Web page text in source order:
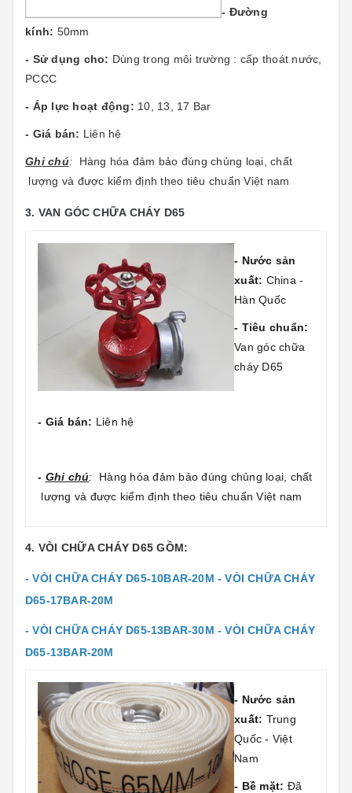
- Đường
kính: 50mm
- Sử dụng cho: Dùng trong môi trường : cấp thoát nước,
PCCC
- Áp lực hoạt động: 10, 13, 17 Bar
- Giá bán: Liên hệ
Ghi chú: Hàng hóa đảm bảo đúng chủng loại, chất
lượng và được kiểm định theo tiêu chuẩn Việt nam
3. VAN GÓC CHỮA CHÁY D65
- Nước sản
xuất: China -
Hàn Quốc
- Tiêu chuẩn:
Van góc chữa
cháy D65
- Giá bán: Liên hệ
- Ghi chú: Hàng hóa đảm bảo đúng chủng loại, chất
lượng và được kiểm định theo tiêu chuẩn Việt nam
4. VÒI CHỮA CHÁY D65 GỒM:
- VÒI CHỮA CHÁY D65-10BAR-20M -VÒI CHỮA CHÁY
D65-17BAR-20M
- VÒI CHỮA CHÁY D65-13BAR-30M -VÒI CHỮA CHÁY
D65-13BAR-20M
- Nước sản
xuất: Trung
Quốc - Việt
Nam
- Bề mặt: Đã